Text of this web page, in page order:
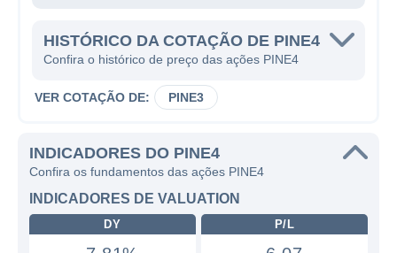
HISTÓRICO DA COTAÇÃO DE PINE4
Confira o histórico de preço das ações PINE4
VER COTAÇÃO DE: PINE3
INDICADORES DO PINE4
Confira os fundamentos das ações PINE4
INDICADORES DE VALUATION
DY P/L